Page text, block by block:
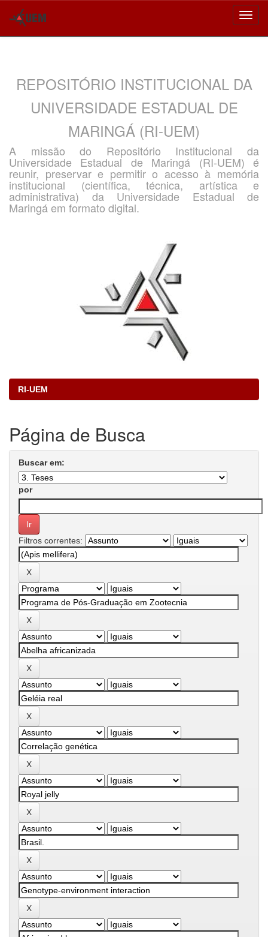
REPOSITÓRIO INSTITUCIONAL DA
UNIVERSIDADE ESTADUAL DE
MARINGÁ (RI-UEM)
A missão do Repositório Institucional da
Universidade Estadual de Maringá (RI-UEM) é
reunir, preservar e permitir o acesso à memória
institucional (científica, técnica, artística e
administrativa) da Universidade Estadual de
Maringá em formato digital.
RI-UEM
Página de Busca
Buscar em:
por
Filtros correntes: